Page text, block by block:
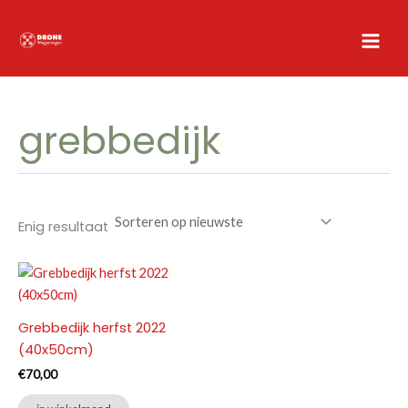
naar
inhoud
grebbedijk
Enig resultaat
Grebbedijk herfst 2022
(40x50cm)
€70,00